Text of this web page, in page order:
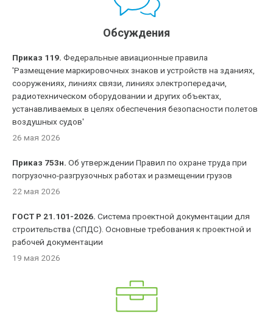
Обсуждения
Приказ 119. Федеральные авиационные правила
'Размещение маркировочных знаков и устройств на зданиях,
сооружениях, линиях связи, линиях электропередачи,
радиотехническом оборудовании и других объектах,
устанавливаемых в целях обеспечения безопасности полетов
воздушных судов'
26 мая 2026
Приказ 753н. Об утверждении Правил по охране труда при
погрузочно-разгрузочных работах и размещении грузов
22 мая 2026
ГОСТ Р 21.101-2026. Система проектной документации для
строительства (СПДС). Основные требования к проектной и
рабочей документации
19 мая 2026